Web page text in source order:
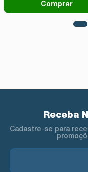
Comprar
Receba
Cadastre-se para